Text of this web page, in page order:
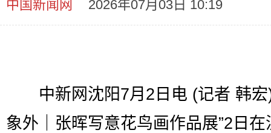
中国新闻网 2026年07月03日 10:19
中新网沈阳7月2日电 (记者 韩宏
象外｜张晖写意花鸟画作品展”2日在